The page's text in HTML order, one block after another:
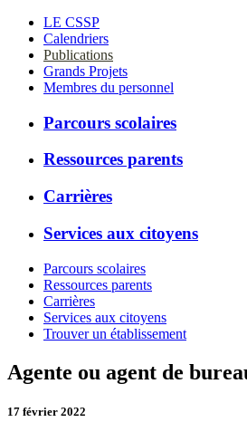
LE CSSP
Calendriers
Publications
Grands Projets
Membres du personnel
Parcours scolaires
Ressources parents
Carrières
Services aux citoyens
Parcours scolaires
Ressources parents
Carrières
Services aux citoyens
Trouver un établissement
Agente ou agent de
17 février 2022